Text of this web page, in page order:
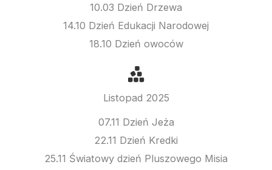
10.03 Dzień Drzewa
14.10 Dzień Edukacji Narodowej
18.10 Dzień owoców
Listopad 2025
07.11 Dzień Jeża
22.11 Dzień Kredki
25.11 Światowy dzień Pluszowego Misia